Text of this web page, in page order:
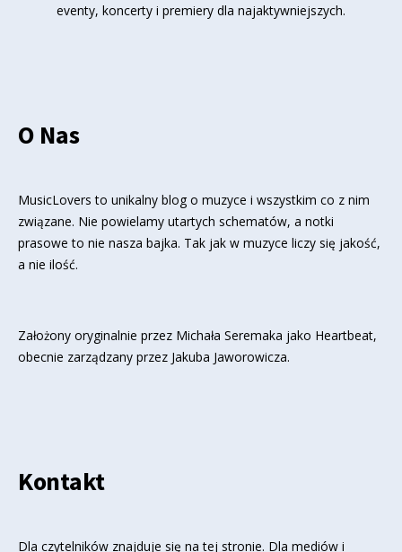
eventy, koncerty i premiery dla najaktywniejszych.
O Nas
MusicLovers to unikalny blog o muzyce i wszystkim co z nim
związane. Nie powielamy utartych schematów, a notki
prasowe to nie nasza bajka. Tak jak w muzyce liczy się jakość,
a nie ilość.
Założony oryginalnie przez Michała Seremaka jako Heartbeat,
obecnie zarządzany przez Jakuba Jaworowicza.
Kontakt
Dla czytelników znajduje się na tej stronie. Dla mediów i